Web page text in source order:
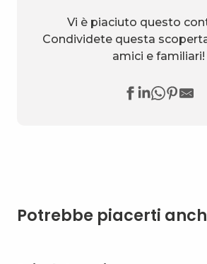
Vi è piaciuto questo
Condividete questa
amici e familiari!
Potrebbe piacerti